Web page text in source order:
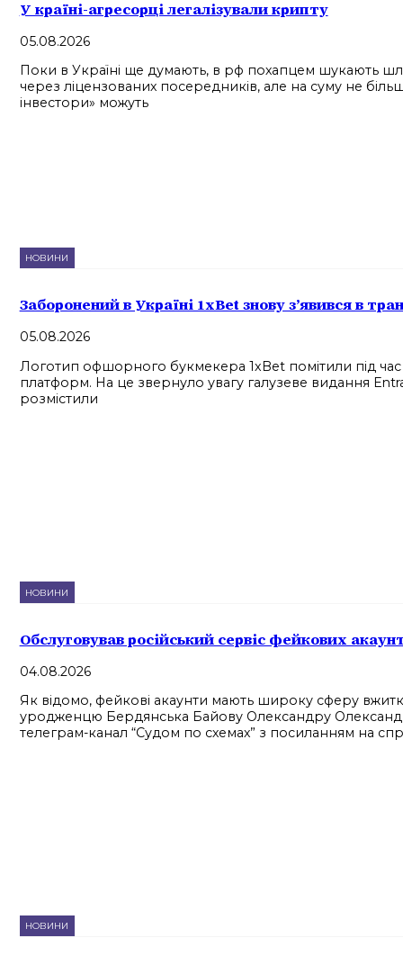
У країні-агресорці легалізували крипту
05.08.2026
Поки в Україні ще думають, в рф похапцем шукають
через ліцензованих посередників, але на суму не
інвестори» можуть
НОВИНИ
Заборонений в Україні 1xBet знову з’явився в
05.08.2026
Логотип офшорного букмекера 1xBet помітили під час
платформ. На це звернуло увагу галузеве видання
розмістили
НОВИНИ
Обслуговував російський сервіс фейкових
04.08.2026
Як відомо, фейкові акаунти мають широку сферу
уродженцю Бердянська Байову Олександру
телеграм-канал “Судом по схемах” з посиланням на
НОВИНИ